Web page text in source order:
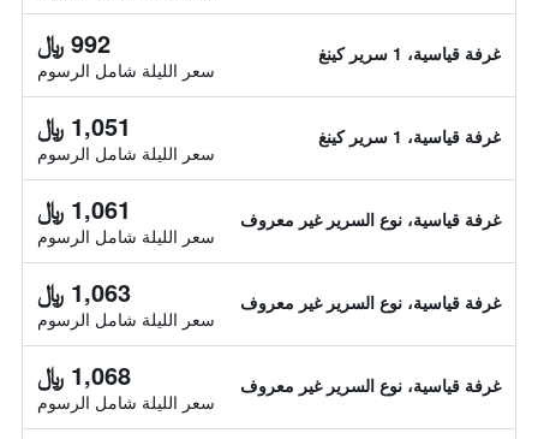
غرفة قياسية، 1 سرير كينغ 992 ﷼
سعر الليلة شامل الرسوم
غرفة قياسية، 1 سرير كينغ 1,051 ﷼
سعر الليلة شامل الرسوم
غرفة قياسية، نوع السرير غير معروف 1,061 ﷼
سعر الليلة شامل الرسوم
غرفة قياسية، نوع السرير غير معروف 1,063 ﷼
سعر الليلة شامل الرسوم
غرفة قياسية، نوع السرير غير معروف 1,068 ﷼
سعر الليلة شامل الرسوم